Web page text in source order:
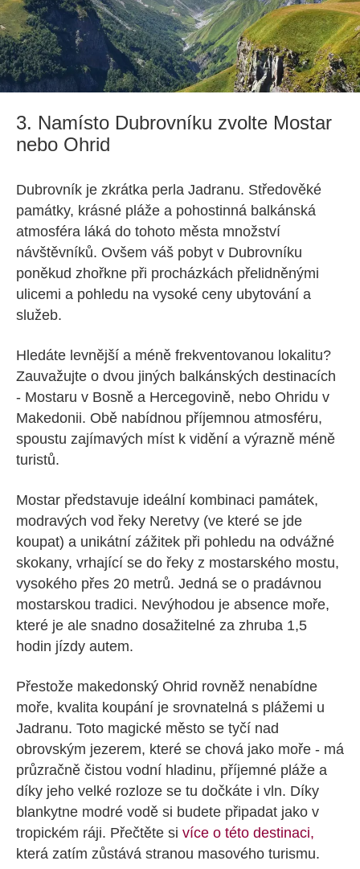
3. Namísto Dubrovníku zvolte Mostar
nebo Ohrid
Dubrovník je zkrátka perla Jadranu. Středověké
památky, krásné pláže a pohostinná balkánská
atmosféra láká do tohoto města množství
návštěvníků. Ovšem váš pobyt v Dubrovníku
poněkud zhořkne při procházkách přelidněnými
ulicemi a pohledu na vysoké ceny ubytování a
služeb.
Hledáte levnější a méně frekventovanou lokalitu?
Zauvažujte o dvou jiných balkánských destinacích
- Mostaru v Bosně a Hercegovině, nebo Ohridu v
Makedonii. Obě nabídnou příjemnou atmosféru,
spoustu zajímavých míst k vidění a výrazně méně
turistů.
Mostar představuje ideální kombinaci památek,
modravých vod řeky Neretvy (ve které se jde
koupat) a unikátní zážitek při pohledu na odvážné
skokany, vrhající se do řeky z mostarského mostu,
vysokého přes 20 metrů. Jedná se o pradávnou
mostarskou tradici. Nevýhodou je absence moře,
které je ale snadno dosažitelné za zhruba 1,5
hodin jízdy autem.
Přestože makedonský Ohrid rovněž nenabídne
moře, kvalita koupání je srovnatelná s plážemi u
Jadranu. Toto magické město se tyčí nad
obrovským jezerem, které se chová jako moře - má
průzračně čistou vodní hladinu, příjemné pláže a
díky jeho velké rozloze se tu dočkáte i vln. Díky
blankytne modré vodě si budete připadat jako v
tropickém ráji. Přečtěte si více o této destinaci,
která zatím zůstává stranou masového turismu.